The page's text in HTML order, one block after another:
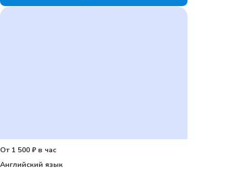
От 1 500 ₽ в час
Английский язык